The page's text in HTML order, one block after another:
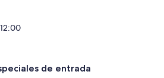
de entrada